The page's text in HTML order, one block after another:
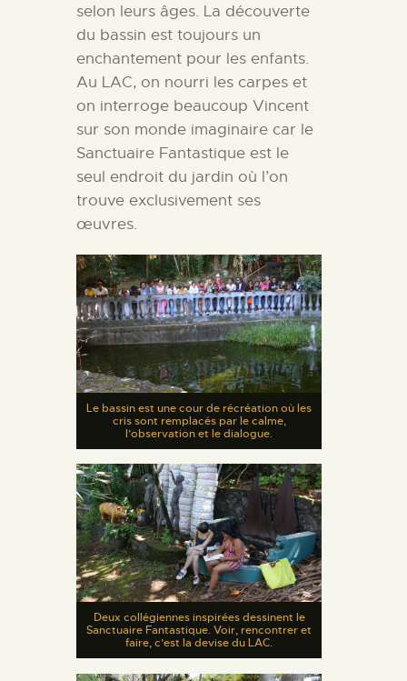
selon leurs âges. La découverte
du bassin est toujours un
enchantement pour les enfants.
Au LAC, on nourri les carpes et
on interroge beaucoup Vincent
sur son monde imaginaire car le
Sanctuaire Fantastique est le
seul endroit du jardin où l’on
trouve exclusivement ses
œuvres.
Le bassin est une cour de récréation où les
cris sont remplacés par le calme,
l’observation et le dialogue.
Deux collégiennes inspirées dessinent le
Sanctuaire Fantastique. Voir, rencontrer et
faire, c’est la devise du LAC.